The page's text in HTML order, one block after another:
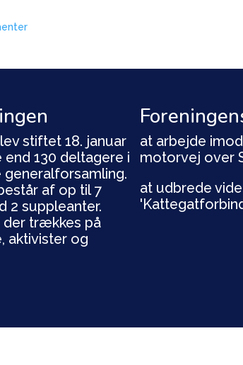
stiftet 18. januar
130 deltagere i
af op til 7
2 suppleanter.
der trækkes på
aktivister og
at arbejde
motorvej over
at udbrede